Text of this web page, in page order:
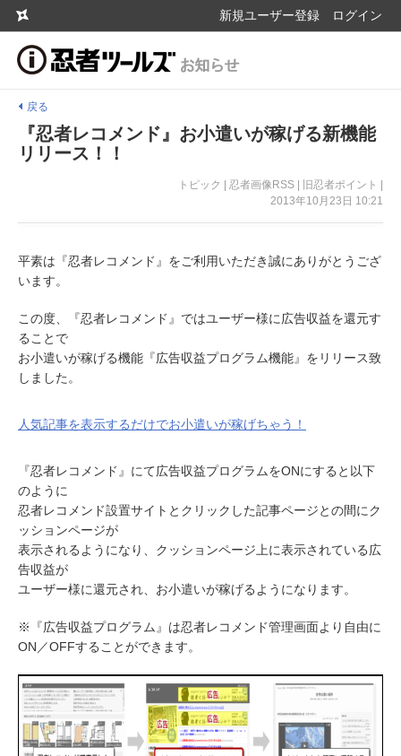
新規ユーザー登録 ログイン
戻る
『忍者レコメンド』お小遣いが稼げる新機能
リリース！！
トピック | 忍者画像RSS | 旧忍者ポイント |
2013年10月23日 10:21
平素は『忍者レコメンド』をご利用いただき誠にありがとうござ
います。
この度、『忍者レコメンド』ではユーザー様に広告収益を還元す
ることで
お小遣いが稼げる機能『広告収益プログラム機能』をリリース致
しました。
人気記事を表示するだけでお小遣いが稼げちゃう！
『忍者レコメンド』にて広告収益プログラムをONにすると以下
のように
忍者レコメンド設置サイトとクリックした記事ページとの間にク
ッションページが
表示されるようになり、クッションページ上に表示されている広
告収益が
ユーザー様に還元され、お小遣いが稼げるようになります。
※『広告収益プログラム』は忍者レコメンド管理画面より自由に
ON／OFFすることができます。